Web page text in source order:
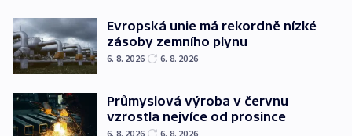
Evropská unie má rekordně nízké
zásoby zemního plynu
6. 8. 2026 6. 8. 2026
Průmyslová výroba v červnu
vzrostla nejvíce od prosince
6. 8. 2026 6. 8. 2026